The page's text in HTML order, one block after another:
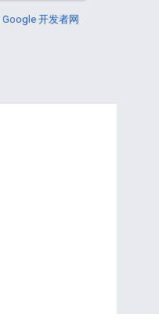
Google 开发者网